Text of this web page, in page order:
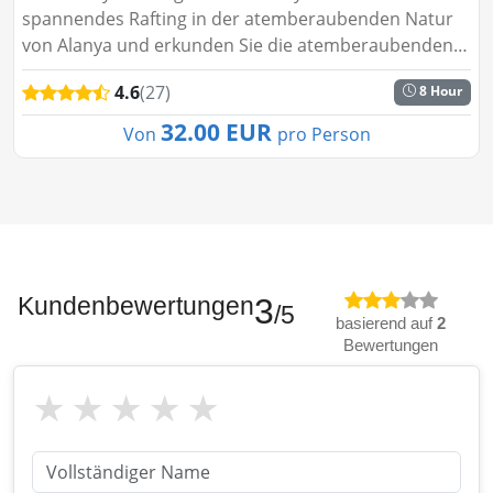
spannendes Rafting in der atemberaubenden Natur
von Alanya und erkunden Sie die atemberaubenden
Aussichten des Tazı Canyons. Perfekt für Abenteuer-
und Naturbegeis...
4.6(27) 8 Hour
Von 32.00 EUR pro Person
Kundenbewertungen3/5 basierend auf2
Bewertungen